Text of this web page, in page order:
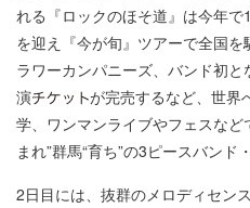
れる『ロックのほそ道』は今年
を迎え『今が旬』ツアーで全国
ラワーカンパニーズ、バンド初
演
が完売するなど、世界
学、ワンマンライブやフェスな
まれ”群馬“育ち”の3ピースバンド
2日目には、抜群のメロディセン